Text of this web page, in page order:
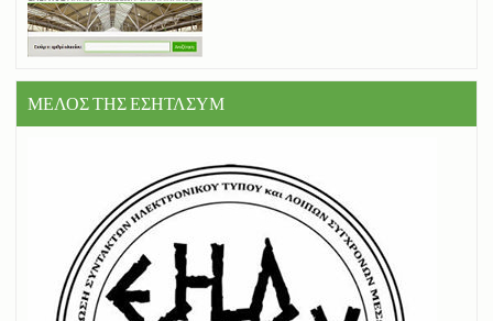
ΜΕΛΟΣ ΤΗΣ ΕΣΗΤΛΣΥΜ